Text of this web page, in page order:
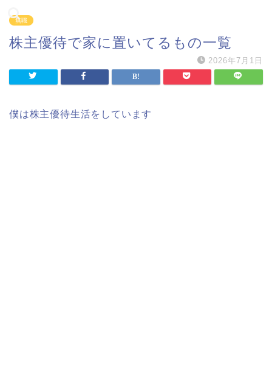
無職
株主優待で家に置いてるもの一覧
2026年7月1日
僕は株主優待生活をしています